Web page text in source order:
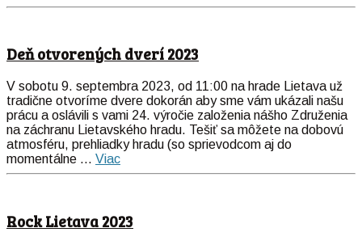
Deň otvorených dverí 2023
V sobotu 9. septembra 2023, od 11:00 na hrade Lietava už
tradične otvoríme dvere dokorán aby sme vám ukázali našu
prácu a oslávili s vami 24. výročie založenia nášho Združenia
na záchranu Lietavského hradu. Tešiť sa môžete na dobovú
atmosféru, prehliadky hradu (so sprievodcom aj do
momentálne ... Viac
Rock Lietava 2023